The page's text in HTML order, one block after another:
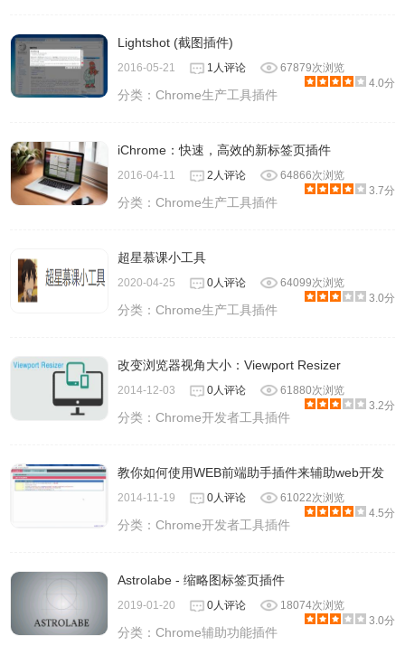
Lightshot (截图插件)
2016-05-21 1人评论
67879次浏览
4.0分
分类：Chrome生产工具插件
iChrome：快速，高效的新标签页插件
2016-04-11 2人评论
64866次浏览
3.7分
分类：Chrome生产工具插件
超星慕课小工具
2020-04-25 0人评论
64099次浏览
3.0分
分类：Chrome生产工具插件
改变浏览器视角大小：Viewport Resizer
2014-12-03 0人评论
61880次浏览
3.2分
分类：Chrome开发者工具插件
教你如何使用WEB前端助手插件来辅助web开发
2014-11-19 0人评论
61022次浏览
4.5分
分类：Chrome开发者工具插件
Astrolabe - 缩略图标签页插件
2019-01-20 0人评论
18074次浏览
3.0分
分类：Chrome辅助功能插件